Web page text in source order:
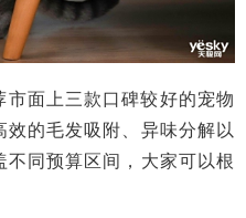
面上三款口碑较好的宠物
的毛发吸附、异味分解以
同预算区间，大家可以根